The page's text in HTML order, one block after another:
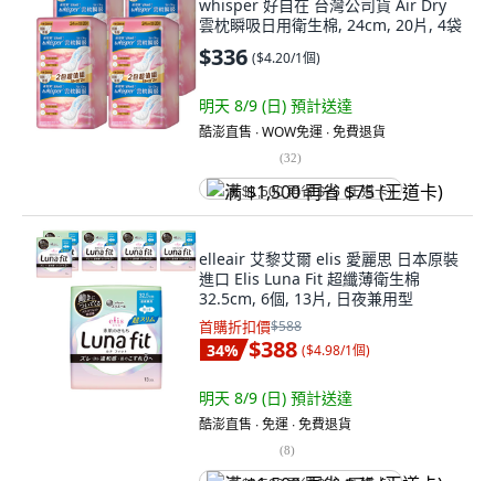
whisper 好自在 台灣公司貨 Air Dry
雲枕瞬吸日用衛生棉, 24cm, 20片, 4袋
$336 ($4.20/1個)
明天 8/9 (日) 預計送達
酷澎直售 ∙ WOW免運 ∙ 免費退貨
(32)
满 $1,500 再省 $75 (王道卡)
elleair 艾黎艾爾 elis 愛麗思 日本原裝
進口 Elis Luna Fit 超纖薄衛生棉
32.5cm, 6個, 13片, 日夜兼用型
首購折扣價$588
34% $388 ($4.98/1個)
明天 8/9 (日) 預計送達
酷澎直售 ∙ 免運 ∙ 免費退貨
(8)